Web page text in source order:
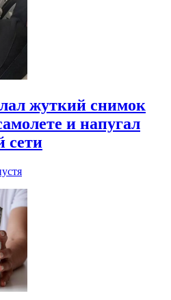
жуткий снимок
и напугал
сети